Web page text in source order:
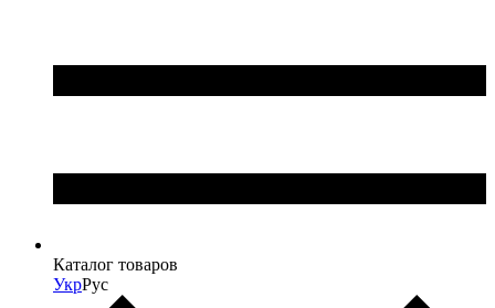
Каталог товаров
УкрРус